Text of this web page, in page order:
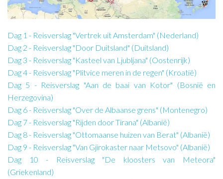
Dag 1 - Reisverslag "Vertrek uit Amsterdam" (Nederland)
Dag 2 - Reisverslag "Door Duitsland" (Duitsland)
Dag 3 - Reisverslag "Kasteel van Ljubljana" (Oostenrijk)
Dag 4 - Reisverslag "Plitvice meren in de regen" (Kroatië)
Dag 5 - Reisverslag "Aan de baai van Kotor" (Bosnië en
Herzegovina)
Dag 6 - Reisverslag "Over de Albaanse grens" (Montenegro)
Dag 7 - Reisverslag "Rijden door Tirana" (Albanië)
Dag 8 - Reisverslag "Ottomaanse huizen van Berat" (Albanië)
Dag 9 - Reisverslag "Van Gjirokaster naar Metsovo" (Albanië)
Dag 10 - Reisverslag "De kloosters van Meteora"
(Griekenland)